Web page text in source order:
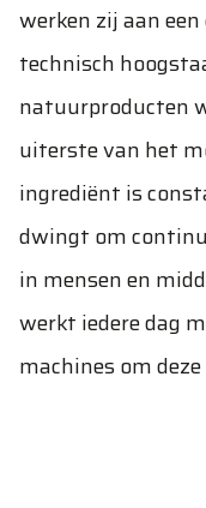
werken zij aan
technisch
natuurproducten
uiterste van het
ingrediënt is
dwingt om
in mensen en
werkt iedere dag
machines om